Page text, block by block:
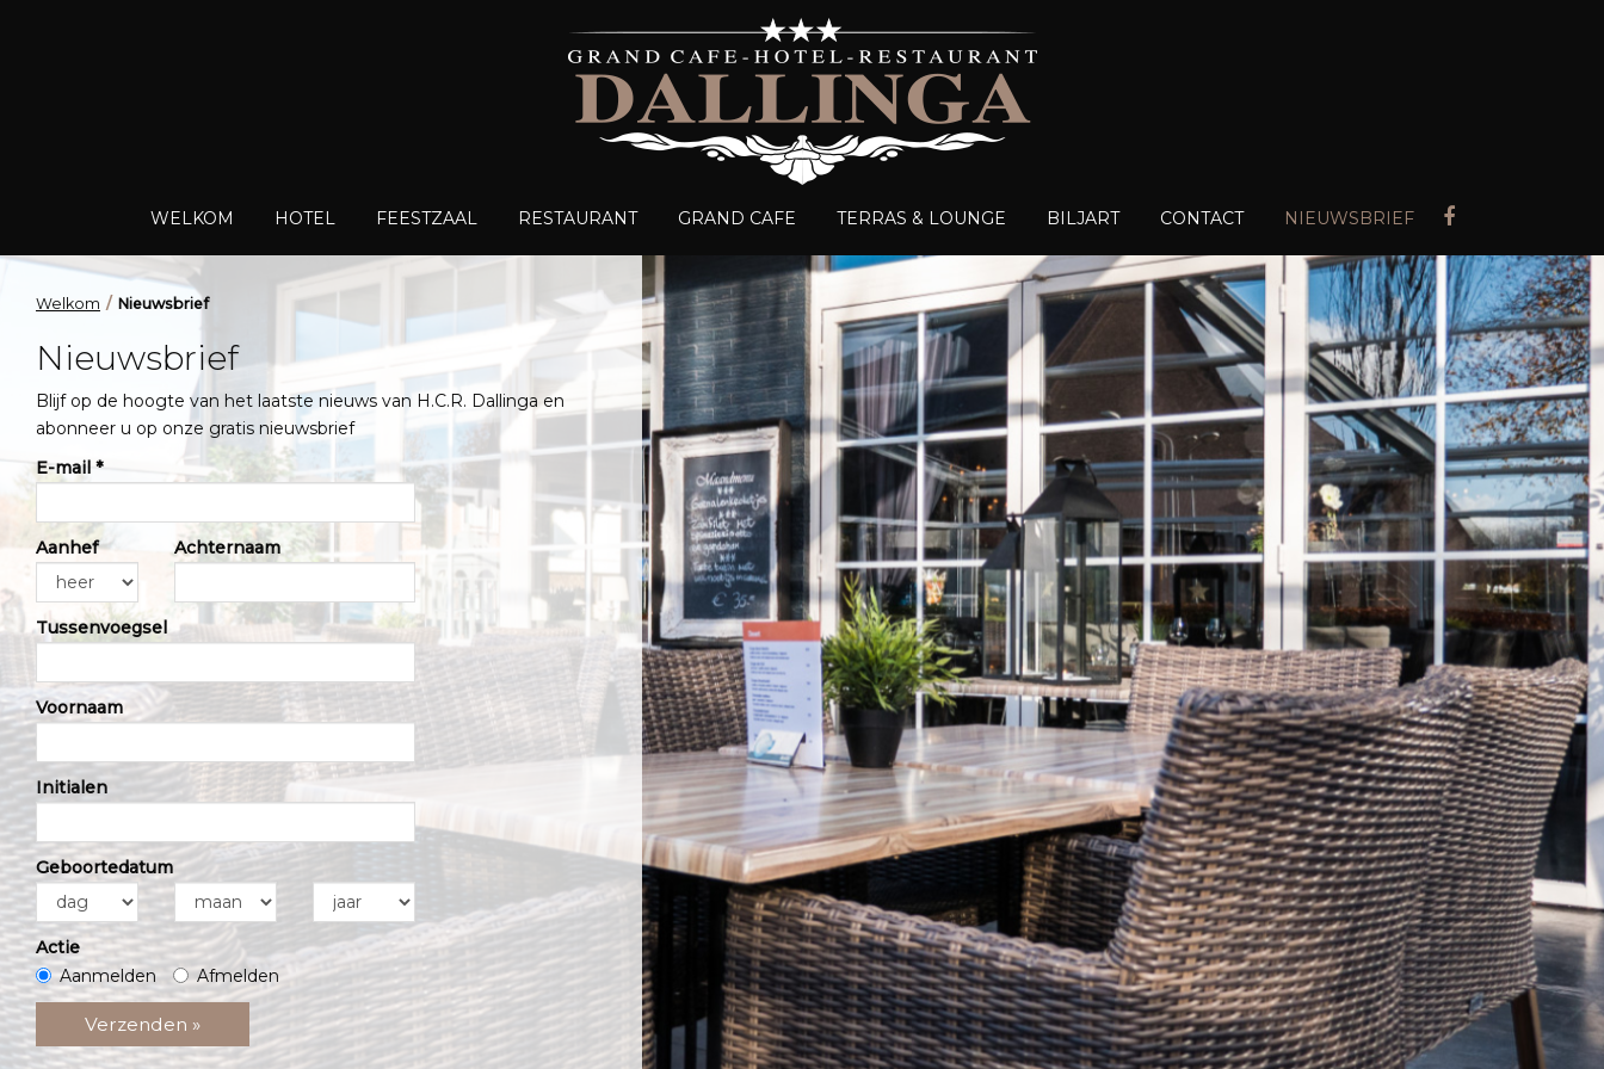
WELKOM HOTEL FEESTZAAL RESTAURANT GRAND CAFE TERRAS & LOUNGE BILJART CONTACT NIEUWSBRIEF
Welkom Nieuwsbrief
Nieuwsbrief
Blijf op de hoogte van het laatste nieuws van H.C.R. Dallinga en
abonneer u op onze gratis nieuwsbrief
E-mail *
Aanhef Achternaam
Tussenvoegsel
Voornaam
Initialen
Geboortedatum
Actie
Aanmelden
Afmelden
Verzenden »